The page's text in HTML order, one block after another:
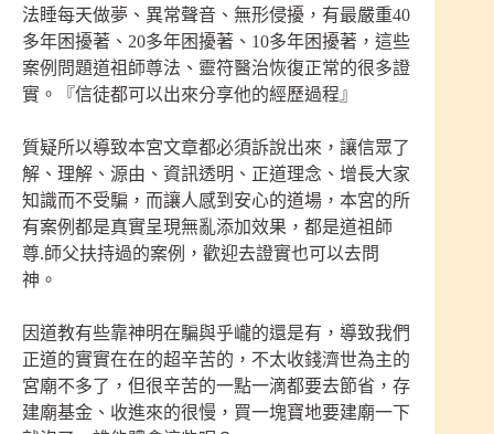
法睡每天做夢、異常聲音、無形侵擾，有最嚴重40
多年困擾著、20多年困擾著、10多年困擾著，這些
案例問題道祖師尊法、靈符醫治恢復正常的很多證
實。『信徒都可以出來分享他的經歷過程』
質疑所以導致本宮文章都必須訴說出來，讓信眾了
解、理解、源由、資訊透明、正道理念、增長大家
知識而不受騙，而讓人感到安心的道場，本宮的所
有案例都是真實呈現無亂添加效果，都是道祖師
尊.師父扶持過的案例，歡迎去證實也可以去問
神。
因道教有些靠神明在騙與乎巄的還是有，導致我們
正道的實實在在的超辛苦的，不太收錢濟世為主的
宮廟不多了，但很辛苦的一點一滴都要去節省，存
建廟基金、收進來的很慢，買一塊寶地要建廟一下